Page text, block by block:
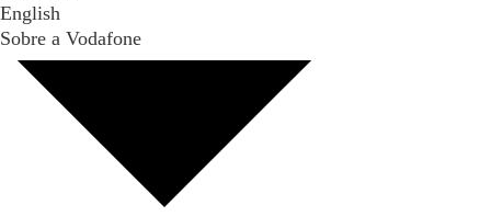
English
Sobre a Vodafone